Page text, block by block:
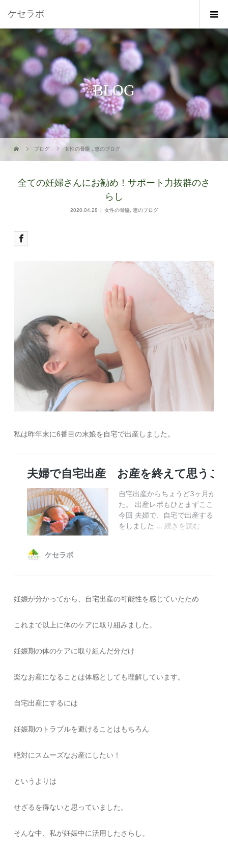
ケセラボ
BLOG
ブログ 女性の骨盤 ,恵のブログ
全ての妊婦さんにお勧め！サポート力抜群のさ
らし
2020.04.28 女性の骨盤, 恵のブログ
私は昨年末に6番目の末娘を自宅で出産しました。
妊娠が分かってから、自宅出産の可能性を感じていたため
これまで以上に体のケアに取り組みました。
妊娠期の体のケアに取り組んだ分だけ
楽なお産になることは体感としても理解しています。
自宅出産にするには
妊娠期のトラブルを避けることはもちろん
絶対にスムーズなお産にしたい！
というよりは
せざるを得ないと思っていました。
そんな中、私が妊娠中に活用したさらし。